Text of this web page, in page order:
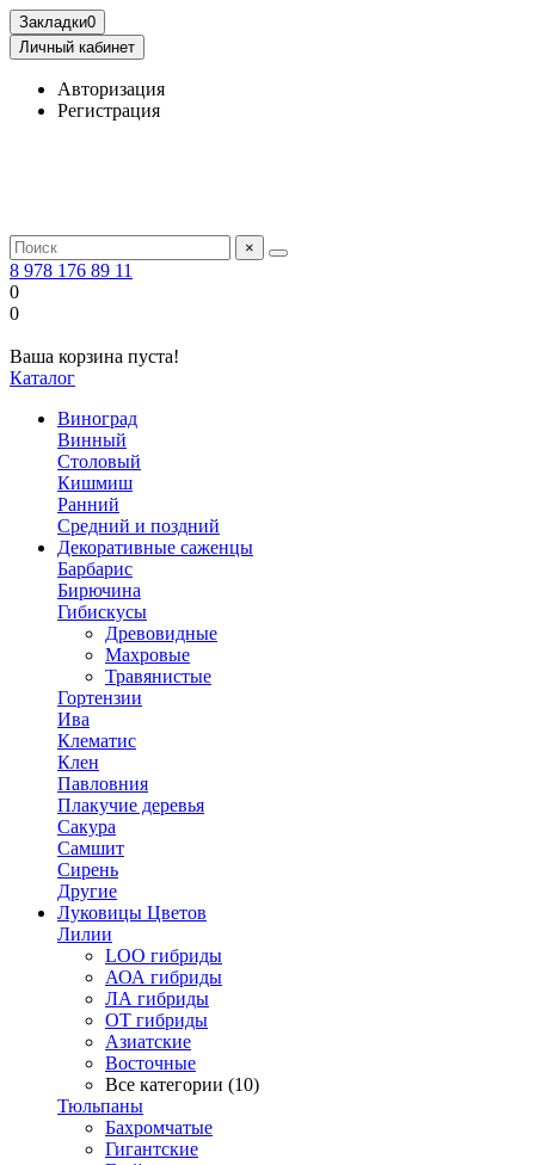
Закладки0
Личный кабинет
Авторизация
Регистрация
×
8 978 176 89 11
0
0
Ваша корзина пуста!
Каталог
Виноград
Винный
Столовый
Кишмиш
Ранний
Средний и поздний
Декоративные саженцы
Барбарис
Бирючина
Гибискусы
Древовидные
Махровые
Травянистые
Гортензии
Ива
Клематис
Клен
Павловния
Плакучие деревья
Сакура
Самшит
Сирень
Другие
Луковицы Цветов
Лилии
LOO гибриды
АОА гибриды
ЛА гибриды
ОТ гибриды
Азиатские
Восточные
Все категории (10)
Тюльпаны
Бахромчатые
Гигантские